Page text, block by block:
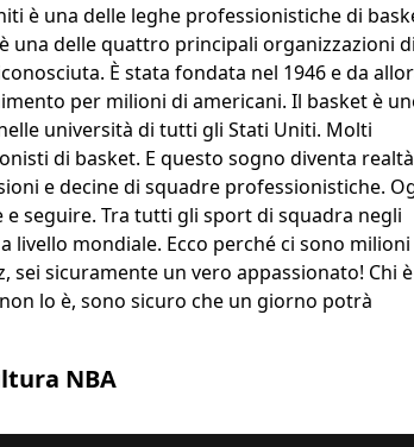
è una delle leghe professionistiche di
una delle quattro principali organizzazioni di
È stata fondata nel 1946 e da
per milioni di americani. Il basket è
università di tutti gli Stati Uniti. Molti
di basket. E questo sogno diventa realtà
e decine di squadre professionistiche.
seguire. Tra tutti gli sport di squadra negli
livello mondiale. Ecco perché ci sono
sei sicuramente un vero appassionato! Chi
lo è, sono sicuro che un giorno potrà
NBA